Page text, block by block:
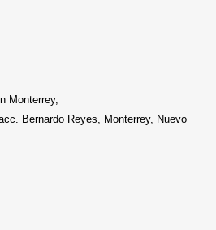
Monterrey,
Bernardo Reyes, Monterrey, Nuevo